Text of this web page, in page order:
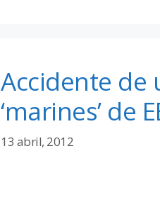
Accidente de
‘marines’ de
13 abril, 2012